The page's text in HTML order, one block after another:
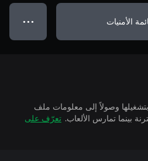
الأمنيات ● ● ●
وصولاً إلى معلومات ملف
تعرّف على